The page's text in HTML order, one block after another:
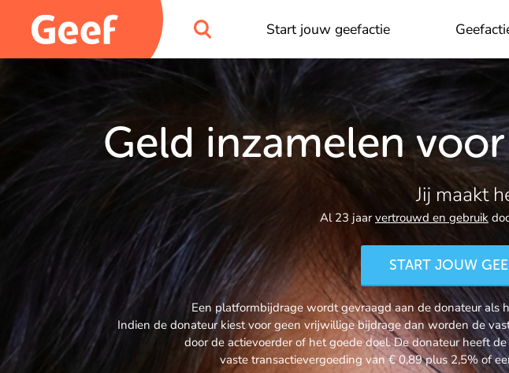
Start jouw geefactie
Geld inzamelen
Jij maakt
Al 23 jaarvertrouwd en gebruik
START JOUW
Een platformbijdrage wordt gevraagd aan de donateur als
Indien de donateur kiest voor geen vrijwillige bijdrage dan worden de
door de actievoerder of het goede doel. De donateur heeft
vaste transactievergoeding van € 0,89 plus 2,5% of